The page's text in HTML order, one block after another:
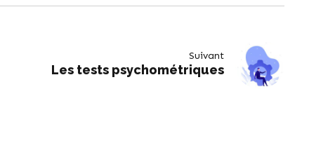
Suivant
Les tests psychométriques